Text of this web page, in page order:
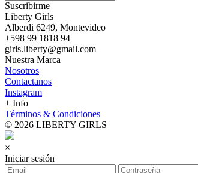
Suscribirme
Liberty Girls
Alberdi 6249, Montevideo
+598 99 1818 94
girls.liberty@gmail.com
Nuestra Marca
Nosotros
Contactanos
Instagram
+ Info
Términos & Condiciones
© 2026 LIBERTY GIRLS
×
Iniciar sesión